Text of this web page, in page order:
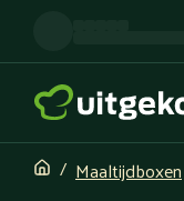
Maaltijdboxen